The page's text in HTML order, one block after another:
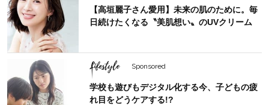
【高垣麗子さん愛用】未来の肌のために。毎
日続けたくなる〝美肌想い〟のUVクリーム
Lifestyle Sponsored
学校も遊びもデジタル化する今、子どもの疲
れ目をどうケアする!?